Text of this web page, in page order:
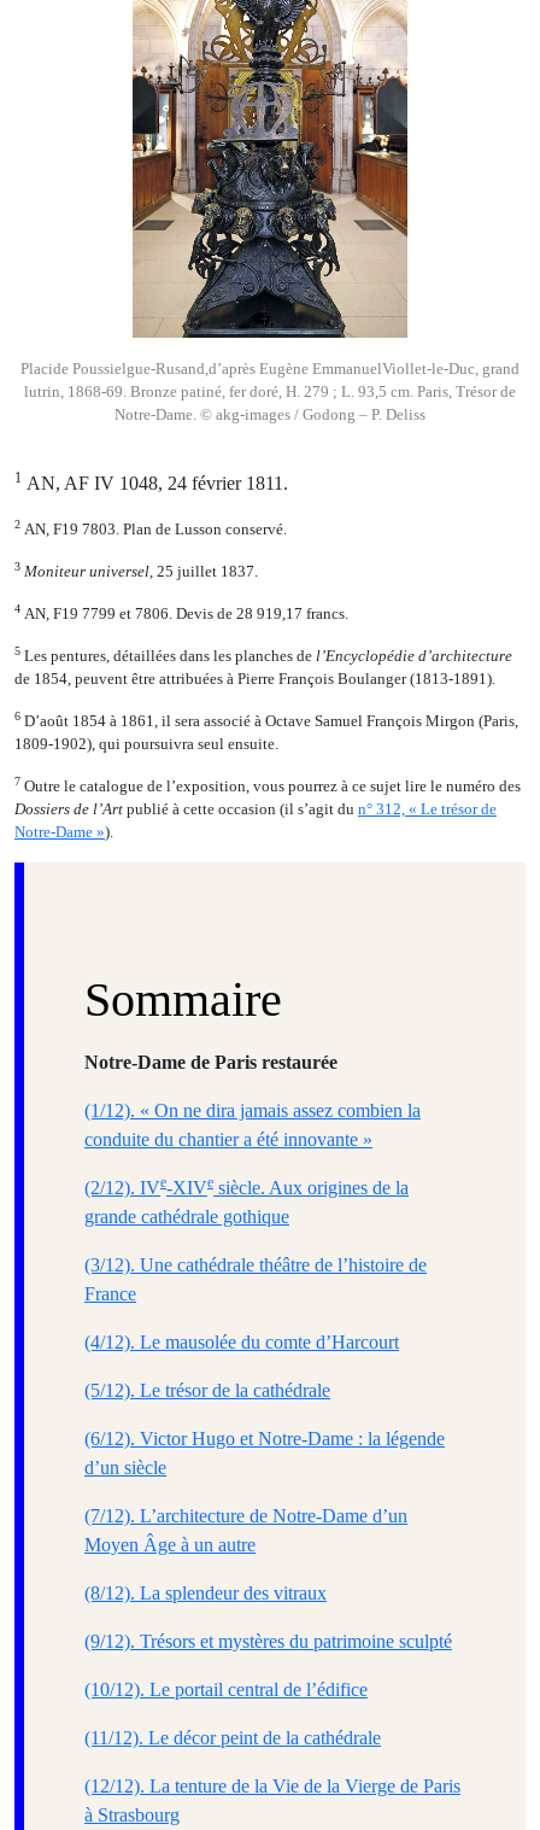
Placide Poussielgue-Rusand,d’après Eugène EmmanuelViollet-le-Duc, grand
lutrin, 1868-69. Bronze patiné, fer doré, H. 279 ; L. 93,5 cm. Paris, Trésor de
Notre-Dame. © akg-images / Godong – P. Deliss
1 AN, AF IV 1048, 24 février 1811.
2 AN, F19 7803. Plan de Lusson conservé.
3 Moniteur universel , 25 juillet 1837.
4 AN, F19 7799 et 7806. Devis de 28 919,17 francs.
5 Les pentures, détaillées dans les planches de l’Encyclopédie d’architecture
de 1854, peuvent être attribuées à Pierre François Boulanger (1813-1891).
6 D’août 1854 à 1861, il sera associé à Octave Samuel François Mirgon (Paris,
1809-1902), qui poursuivra seul ensuite.
7 Outre le catalogue de l’exposition, vous pourrez à ce sujet lire le numéro des
Dossiers de l’Art publié à cette occasion (il s’agit du n° 312, « Le trésor de
Notre-Dame »).
Sommaire
Notre‑Dame de Paris restaurée
(1/12). « On ne dira jamais assez combien la
conduite du chantier a été innovante »
(2/12). IVe-XIVe siècle. Aux origines de la
grande cathédrale gothique
(3/12). Une cathédrale théâtre de l’histoire de
France
(4/12). Le mausolée du comte d’Harcourt
(5/12). Le trésor de la cathédrale
(6/12). Victor Hugo et Notre-Dame : la légende
d’un siècle
(7/12). L’architecture de Notre-Dame d’un
Moyen Âge à un autre
(8/12). La splendeur des vitraux
(9/12). Trésors et mystères du patrimoine sculpté
(10/12). Le portail central de l’édifice
(11/12). Le décor peint de la cathédrale
(12/12). La tenture de la Vie de la Vierge de Paris
à Strasbourg